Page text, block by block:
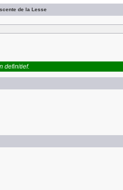
de la Lesse
definitief.